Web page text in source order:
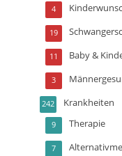
4
19
Baby &
11
3
Krankheiten
242
Therapie
9
7